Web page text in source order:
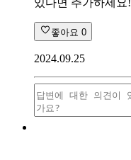
좋아요 0
2024.09.25